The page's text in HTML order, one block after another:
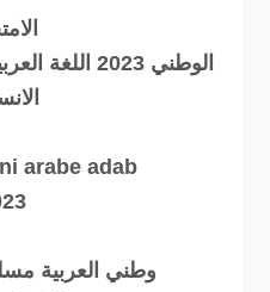
الوطني 2023
arabe adab
وطني العربية